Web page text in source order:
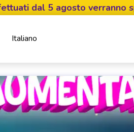
5 agosto verranno spediti a
Italiano